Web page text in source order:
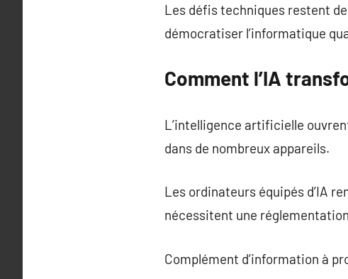
Les défis techniques restent
démocratiser l’informatique
Comment l’IA
L’intelligence artificielle
dans de nombreux appareils.
Les ordinateurs équipés d’IA
nécessitent une
Complément d’information à